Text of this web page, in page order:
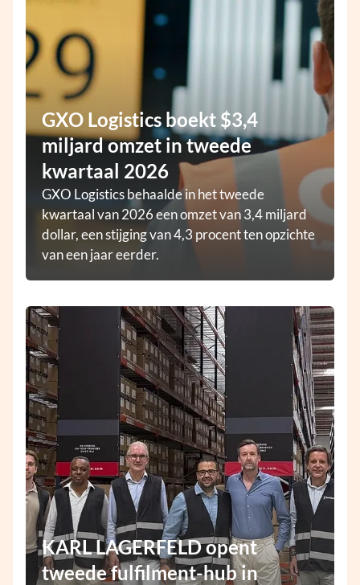
GXO Logistics boekt $3,4
miljard omzet in tweede
kwartaal 2026
GXO Logistics behaalde in het tweede
kwartaal van 2026 een omzet van 3,4 miljard
dollar, een stijging van 4,3 procent ten opzichte
van een jaar eerder.
KARL LAGERFELD opent
tweede fulfilment-hub in